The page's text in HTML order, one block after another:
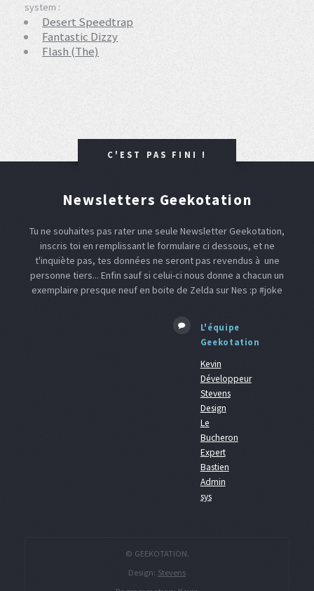
system :
Desert Speedtrap
Fantastic Dizzy
Flash (The)
C'EST PAS FINI !
Newsletters Geekotation
Tu ne souhaites pas rater une seule Newsletter Geekotation,
inscris toi en remplissant le formulaire ci dessous, et ne
t'inquiète pas, tes données ne seront pas revendus à une
personne tiers... Enfin sauf si celui-ci nous donne a chacun un
exemplaire presque neuf en boite de Zelda sur Nes :p #joke
L'équipe
Geekotation
Kevin
Développeur
Stevens
Design
Le
Bucheron
Expert
Bastien
Admin
sys
© GEEKOTATION.
Design: Stevens